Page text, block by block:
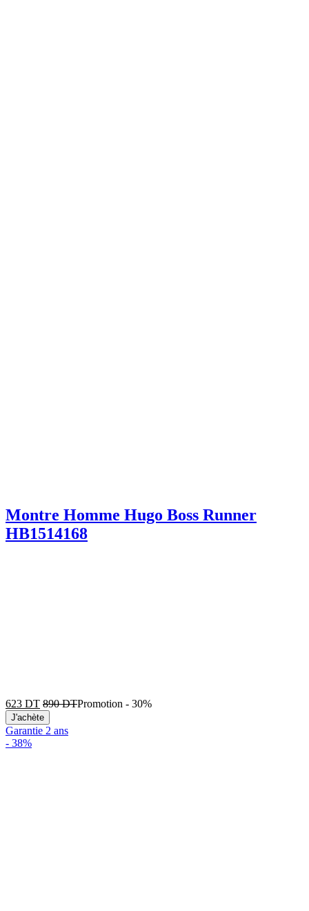
Montre Homme Hugo Boss Runner
HB1514168
623 DT 890DTPromotion - 30%
J'achète
Garantie 2 ans
- 38%